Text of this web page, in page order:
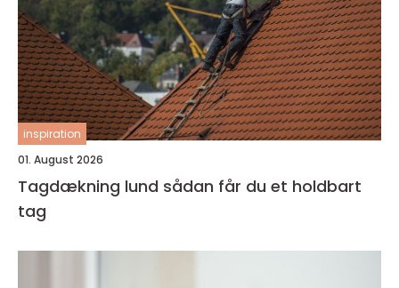
inspiration
01. August 2026
Tagdækning lund sådan får du et holdbart
tag